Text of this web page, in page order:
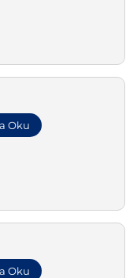
Oku
Oku